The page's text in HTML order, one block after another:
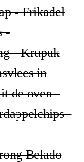
- Frikadel
-
- Krupuk
in
de oven -
-
Belado